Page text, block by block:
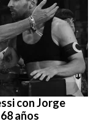
con Jorge
años